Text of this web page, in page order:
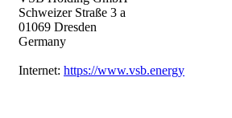
Schweizer Straße 3 a
01069 Dresden
Germany
Internet: https://www.vsb.energy